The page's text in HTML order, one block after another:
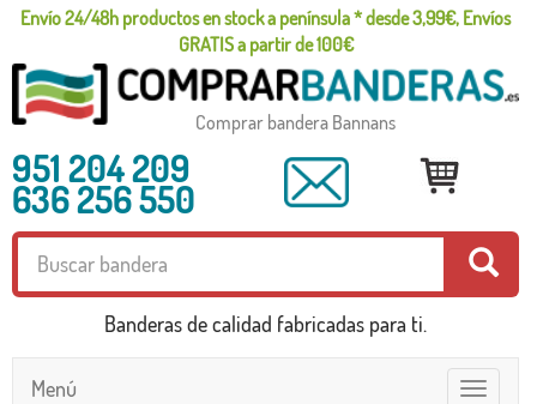
Envío 24/48h productos en stock a península * desde 3,99€, Envíos
GRATIS a partir de 100€
Comprar bandera Bannans
951 204 209
636 256 550
Banderas de calidad fabricadas para ti.
Toggle
Menú